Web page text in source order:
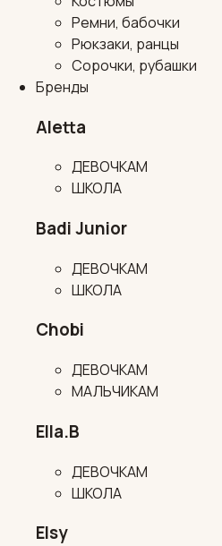
Ремни, бабочки
Рюкзаки, ранцы
Сорочки, рубашки
Бренды
Aletta
ДЕВОЧКАМ
ШКОЛА
Badi Junior
ДЕВОЧКАМ
ШКОЛА
Chobi
ДЕВОЧКАМ
МАЛЬЧИКАМ
Ella.B
ДЕВОЧКАМ
ШКОЛА
Elsy